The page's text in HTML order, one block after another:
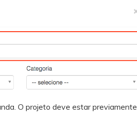
O projeto deve estar previamente